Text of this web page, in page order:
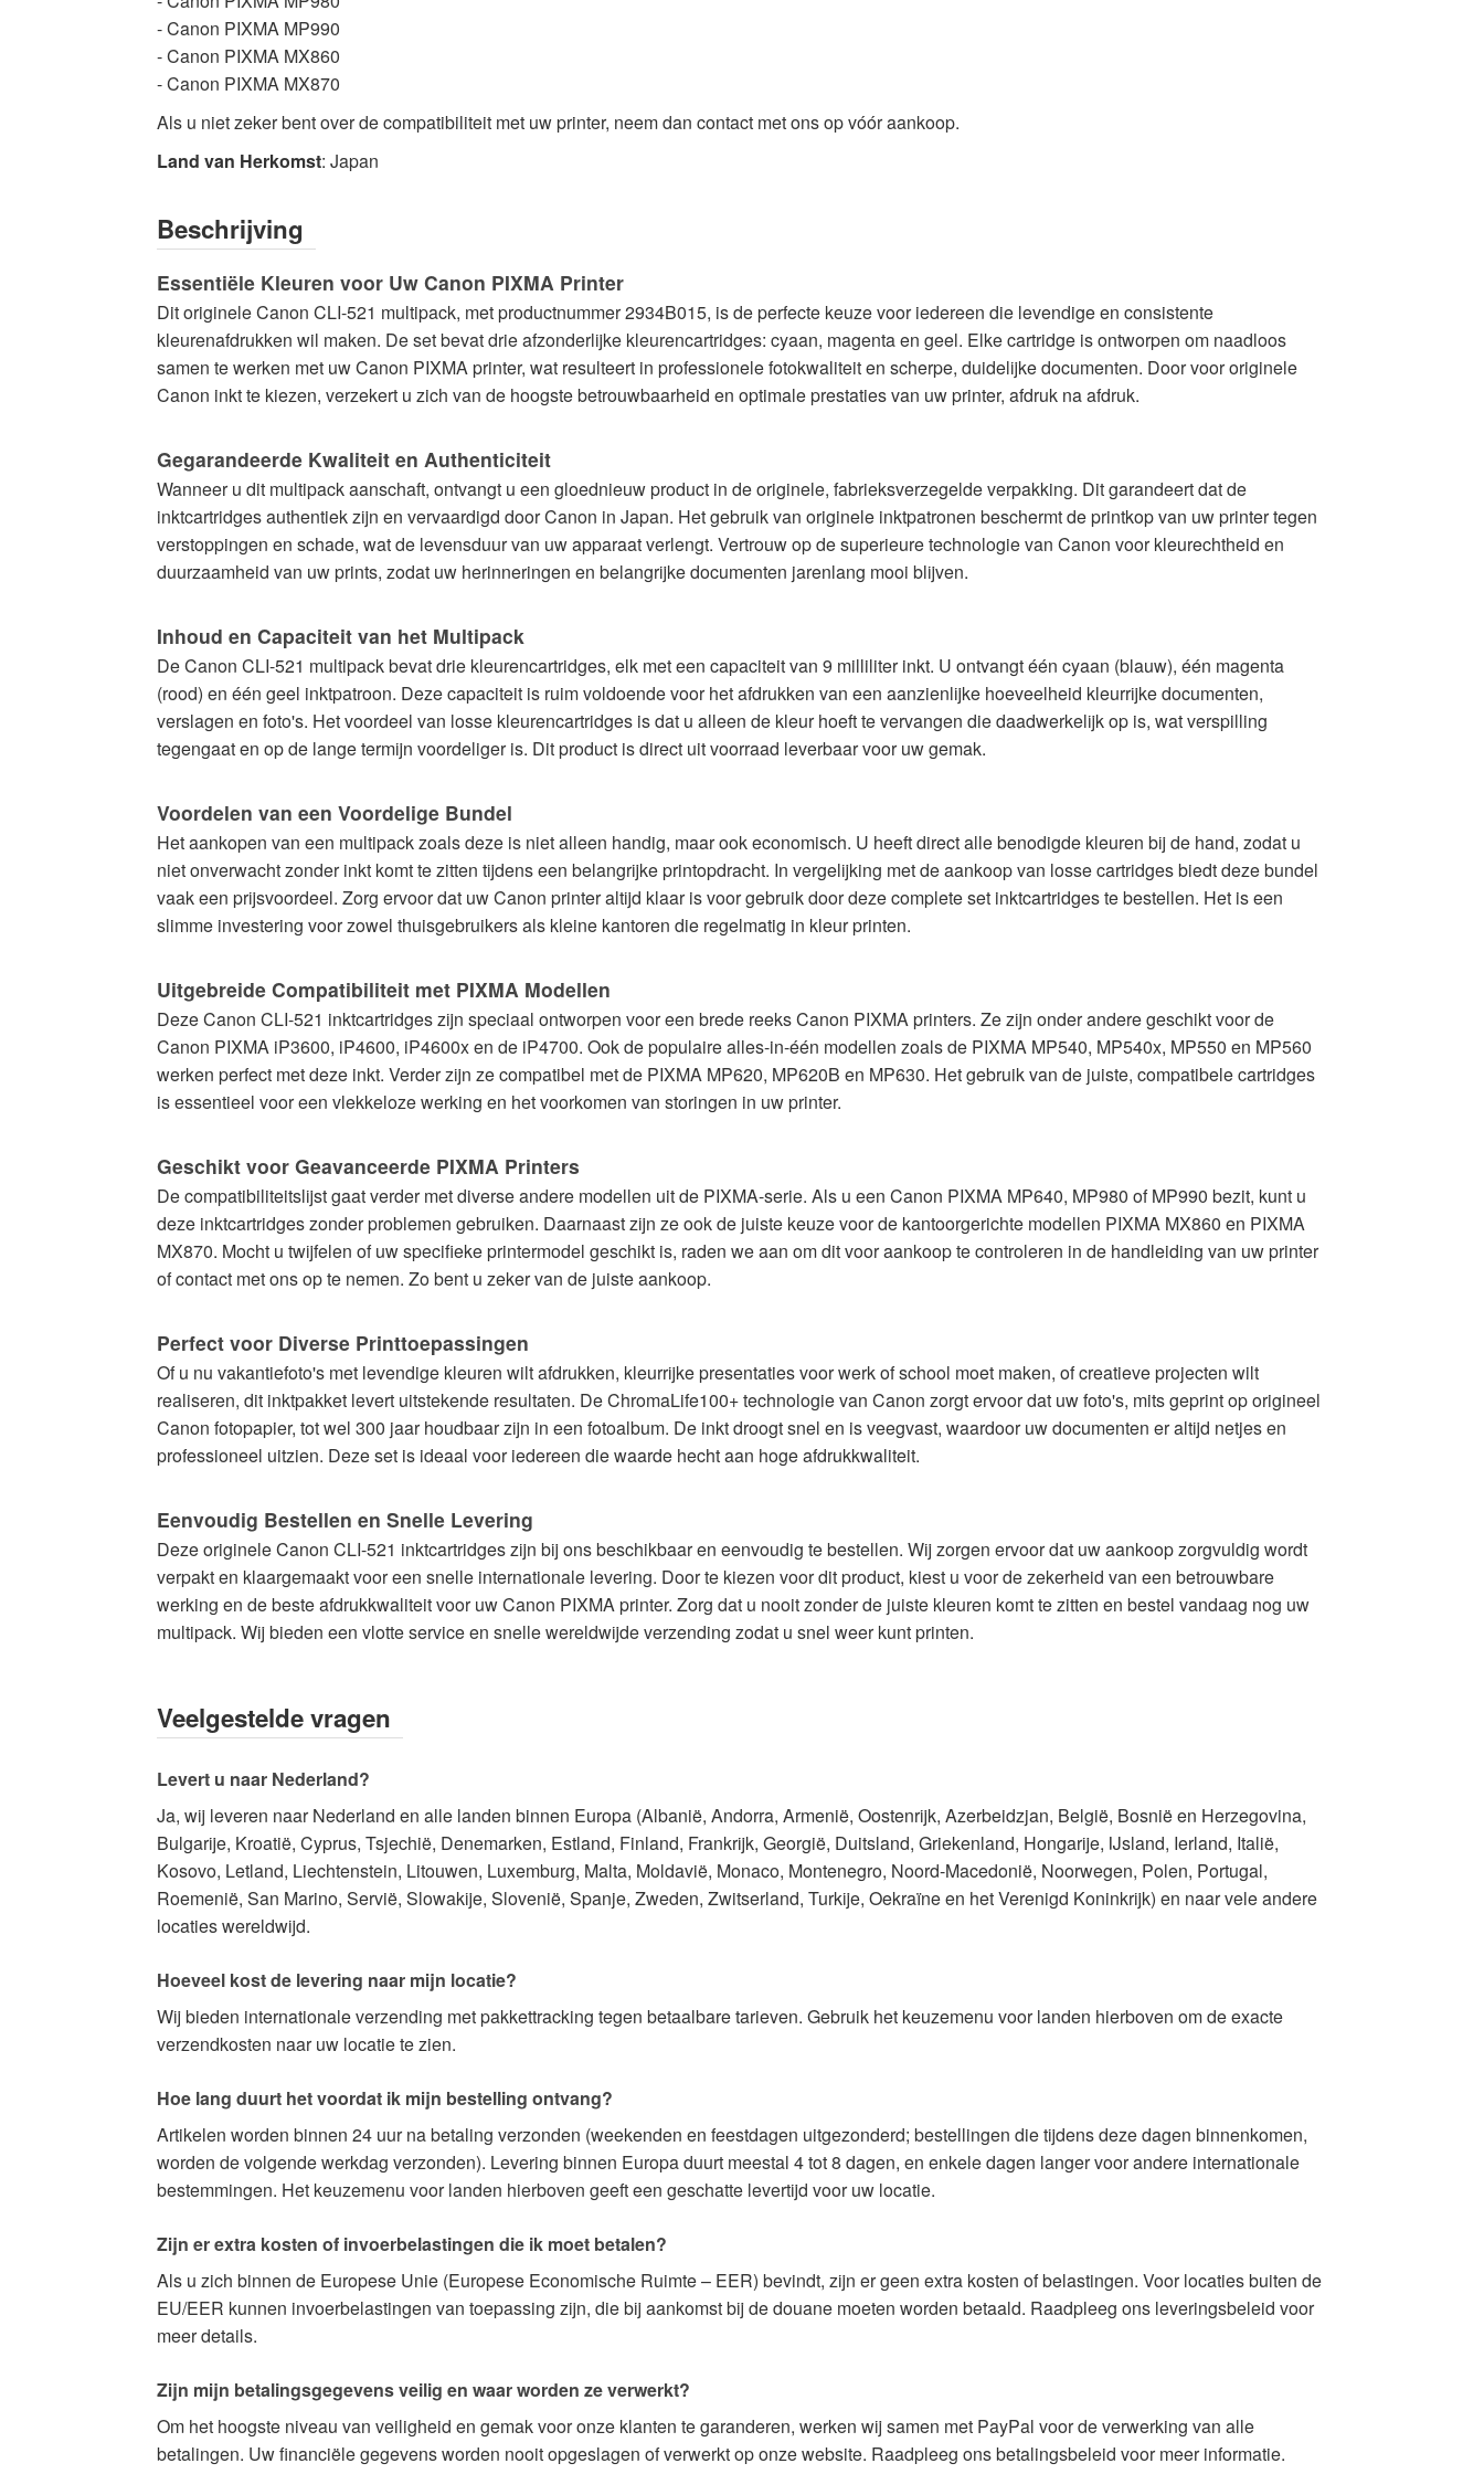
- Canon PIXMA MP990
- Canon PIXMA MX860
- Canon PIXMA MX870
Als u niet zeker bent over de compatibiliteit met uw printer, neem dan contact met ons op vóór aankoop.
Land van Herkomst: Japan
Beschrijving
Essentiële Kleuren voor Uw Canon PIXMA Printer
Dit originele Canon CLI-521 multipack, met productnummer 2934B015, is de perfecte keuze voor iedereen die levendige en consistente
kleurenafdrukken wil maken. De set bevat drie afzonderlijke kleurencartridges: cyaan, magenta en geel. Elke cartridge is ontworpen om naadloos
samen te werken met uw Canon PIXMA printer, wat resulteert in professionele fotokwaliteit en scherpe, duidelijke documenten. Door voor originele
Canon inkt te kiezen, verzekert u zich van de hoogste betrouwbaarheid en optimale prestaties van uw printer, afdruk na afdruk.
Gegarandeerde Kwaliteit en Authenticiteit
Wanneer u dit multipack aanschaft, ontvangt u een gloednieuw product in de originele, fabrieksverzegelde verpakking. Dit garandeert dat de
inktcartridges authentiek zijn en vervaardigd door Canon in Japan. Het gebruik van originele inktpatronen beschermt de printkop van uw printer tegen
verstoppingen en schade, wat de levensduur van uw apparaat verlengt. Vertrouw op de superieure technologie van Canon voor kleurechtheid en
duurzaamheid van uw prints, zodat uw herinneringen en belangrijke documenten jarenlang mooi blijven.
Inhoud en Capaciteit van het Multipack
De Canon CLI-521 multipack bevat drie kleurencartridges, elk met een capaciteit van 9 milliliter inkt. U ontvangt één cyaan (blauw), één magenta
(rood) en één geel inktpatroon. Deze capaciteit is ruim voldoende voor het afdrukken van een aanzienlijke hoeveelheid kleurrijke documenten,
verslagen en foto's. Het voordeel van losse kleurencartridges is dat u alleen de kleur hoeft te vervangen die daadwerkelijk op is, wat verspilling
tegengaat en op de lange termijn voordeliger is. Dit product is direct uit voorraad leverbaar voor uw gemak.
Voordelen van een Voordelige Bundel
Het aankopen van een multipack zoals deze is niet alleen handig, maar ook economisch. U heeft direct alle benodigde kleuren bij de hand, zodat u
niet onverwacht zonder inkt komt te zitten tijdens een belangrijke printopdracht. In vergelijking met de aankoop van losse cartridges biedt deze bundel
vaak een prijsvoordeel. Zorg ervoor dat uw Canon printer altijd klaar is voor gebruik door deze complete set inktcartridges te bestellen. Het is een
slimme investering voor zowel thuisgebruikers als kleine kantoren die regelmatig in kleur printen.
Uitgebreide Compatibiliteit met PIXMA Modellen
Deze Canon CLI-521 inktcartridges zijn speciaal ontworpen voor een brede reeks Canon PIXMA printers. Ze zijn onder andere geschikt voor de
Canon PIXMA iP3600, iP4600, iP4600x en de iP4700. Ook de populaire alles-in-één modellen zoals de PIXMA MP540, MP540x, MP550 en MP560
werken perfect met deze inkt. Verder zijn ze compatibel met de PIXMA MP620, MP620B en MP630. Het gebruik van de juiste, compatibele cartridges
is essentieel voor een vlekkeloze werking en het voorkomen van storingen in uw printer.
Geschikt voor Geavanceerde PIXMA Printers
De compatibiliteitslijst gaat verder met diverse andere modellen uit de PIXMA-serie. Als u een Canon PIXMA MP640, MP980 of MP990 bezit, kunt u
deze inktcartridges zonder problemen gebruiken. Daarnaast zijn ze ook de juiste keuze voor de kantoorgerichte modellen PIXMA MX860 en PIXMA
MX870. Mocht u twijfelen of uw specifieke printermodel geschikt is, raden we aan om dit voor aankoop te controleren in de handleiding van uw printer
of contact met ons op te nemen. Zo bent u zeker van de juiste aankoop.
Perfect voor Diverse Printtoepassingen
Of u nu vakantiefoto's met levendige kleuren wilt afdrukken, kleurrijke presentaties voor werk of school moet maken, of creatieve projecten wilt
realiseren, dit inktpakket levert uitstekende resultaten. De ChromaLife100+ technologie van Canon zorgt ervoor dat uw foto's, mits geprint op origineel
Canon fotopapier, tot wel 300 jaar houdbaar zijn in een fotoalbum. De inkt droogt snel en is veegvast, waardoor uw documenten er altijd netjes en
professioneel uitzien. Deze set is ideaal voor iedereen die waarde hecht aan hoge afdrukkwaliteit.
Eenvoudig Bestellen en Snelle Levering
Deze originele Canon CLI-521 inktcartridges zijn bij ons beschikbaar en eenvoudig te bestellen. Wij zorgen ervoor dat uw aankoop zorgvuldig wordt
verpakt en klaargemaakt voor een snelle internationale levering. Door te kiezen voor dit product, kiest u voor de zekerheid van een betrouwbare
werking en de beste afdrukkwaliteit voor uw Canon PIXMA printer. Zorg dat u nooit zonder de juiste kleuren komt te zitten en bestel vandaag nog uw
multipack. Wij bieden een vlotte service en snelle wereldwijde verzending zodat u snel weer kunt printen.
Veelgestelde vragen
Levert u naar Nederland?
Ja, wij leveren naar Nederland en alle landen binnen Europa (Albanië, Andorra, Armenië, Oostenrijk, Azerbeidzjan, België, Bosnië en Herzegovina,
Bulgarije, Kroatië, Cyprus, Tsjechië, Denemarken, Estland, Finland, Frankrijk, Georgië, Duitsland, Griekenland, Hongarije, IJsland, Ierland, Italië,
Kosovo, Letland, Liechtenstein, Litouwen, Luxemburg, Malta, Moldavië, Monaco, Montenegro, Noord-Macedonië, Noorwegen, Polen, Portugal,
Roemenië, San Marino, Servië, Slowakije, Slovenië, Spanje, Zweden, Zwitserland, Turkije, Oekraïne en het Verenigd Koninkrijk) en naar vele andere
locaties wereldwijd.
Hoeveel kost de levering naar mijn locatie?
Wij bieden internationale verzending met pakkettracking tegen betaalbare tarieven. Gebruik het keuzemenu voor landen hierboven om de exacte
verzendkosten naar uw locatie te zien.
Hoe lang duurt het voordat ik mijn bestelling ontvang?
Artikelen worden binnen 24 uur na betaling verzonden (weekenden en feestdagen uitgezonderd; bestellingen die tijdens deze dagen binnenkomen,
worden de volgende werkdag verzonden). Levering binnen Europa duurt meestal 4 tot 8 dagen, en enkele dagen langer voor andere internationale
bestemmingen. Het keuzemenu voor landen hierboven geeft een geschatte levertijd voor uw locatie.
Zijn er extra kosten of invoerbelastingen die ik moet betalen?
Als u zich binnen de Europese Unie (Europese Economische Ruimte – EER) bevindt, zijn er geen extra kosten of belastingen. Voor locaties buiten de
EU/EER kunnen invoerbelastingen van toepassing zijn, die bij aankomst bij de douane moeten worden betaald. Raadpleeg ons leveringsbeleid voor
meer details.
Zijn mijn betalingsgegevens veilig en waar worden ze verwerkt?
Om het hoogste niveau van veiligheid en gemak voor onze klanten te garanderen, werken wij samen met PayPal voor de verwerking van alle
betalingen. Uw financiële gegevens worden nooit opgeslagen of verwerkt op onze website. Raadpleeg ons betalingsbeleid voor meer informatie.